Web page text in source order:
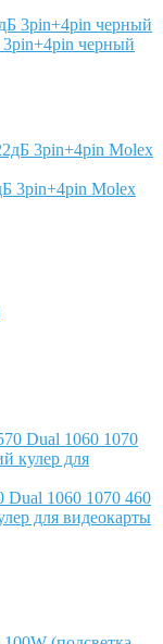
черный
3pin+4pin Molex
Dual 1060 1070 460
для видеокарты